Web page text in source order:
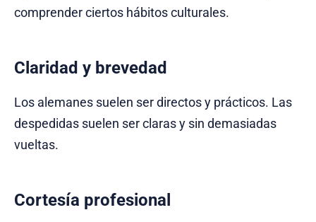
comprender ciertos hábitos culturales.
Claridad y brevedad
Los alemanes suelen ser directos y prácticos. Las
despedidas suelen ser claras y sin demasiadas
vueltas.
Cortesía profesional